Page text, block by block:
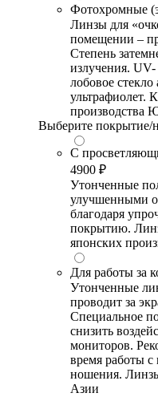
Фотохромные
Линзы для
помещении –
Степень
излучения.
лобовое
ультрафиолет.
производства
Выберите покрытие/
С
4900 ₽
Утонченные
улучшенными
благодаря
покрытию.
японских
Для работы за
Утонченные
проводит за
Специальное
снизить
мониторов.
время работы с
ношения.
Азии